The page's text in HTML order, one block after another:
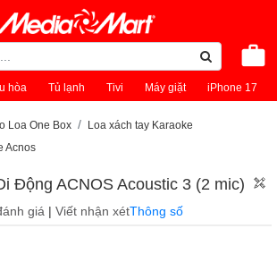
hòa Tủ lạnh Tivi Máy giặt iPhone 17
Loa One Box
Loa xách tay Karaoke
Acnos
Động ACNOS Acoustic 3 (2 mic)
giá | Viết nhận xétThông số